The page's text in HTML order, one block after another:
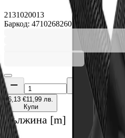
2131020013
Баркод: 4710268260790
6,13 €11,99 лв.
Купи
Дължина [m]
1